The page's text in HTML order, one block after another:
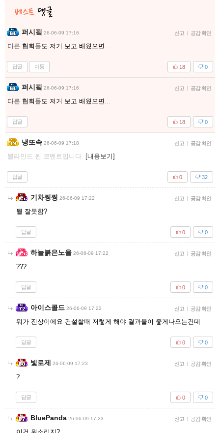
퍼시핔 26-06-09 17:16 신고 | 공감 확인
다른 협회들도 저거 보고 배웠으면...
답글 이동 0
18
퍼시핔 26-06-09 17:16 신고 | 공감 확인
다른 협회들도 저거 보고 배웠으면...
답글 0
18
냉또속 26-06-09 17:18 신고 | 공감 확인
블라인드 된 코멘트입니다. [내용보기]
답글 32
0
기차찡찡 26-06-09 17:22 신고 | 공감 확인
뭘 잘못함?
답글 0
0
하늘붉은노을 26-06-09 17:22 신고 | 공감 확인
???
답글 0
0
아이스콜드 26-06-09 17:22 신고 | 공감 확인
뭐가 진상이에요 건설할때 저렇게 해야 결과물이 좋게나오는건데
답글 0
0
빛로제 26-06-09 17:23 신고 | 공감 확인
?
답글 0
0
BluePanda 26-06-09 17:23 신고 | 공감 확인